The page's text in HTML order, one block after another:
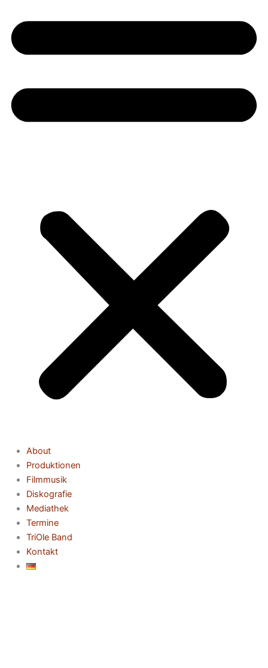
About
Produktionen
Filmmusik
Diskografie
Mediathek
Termine
TriOle Band
Kontakt